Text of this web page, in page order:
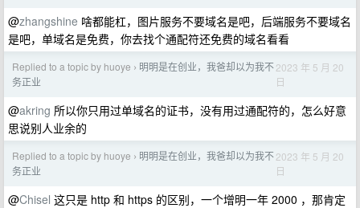
@zhangshine 啥都能杠，图片服务不要域名是吧，后端服务不要域名
是吧，单域名是免费，你去找个通配符还免费的域名看看
Replied to a topic by huoye › 明明是在创业，我爸却以为我不
务正业
2023 年 5 月 20
日
@akring 所以你只用过单域名的证书，没有用过通配符的，怎么好意
思说别人业余的
Replied to a topic by huoye › 明明是在创业，我爸却以为我不
务正业
2023 年 5 月 20
日
@Chisel 这只是 http 和 https 的区别，一个增明一年 2000 ，那肯定